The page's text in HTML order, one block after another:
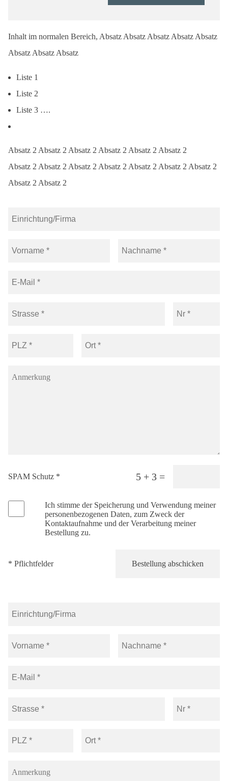
Inhalt im normalen Bereich, Absatz Absatz Absatz Absatz Absatz
Absatz Absatz Absatz
Liste 1
Liste 2
Liste 3 ….
Absatz 2 Absatz 2 Absatz 2 Absatz 2 Absatz 2 Absatz 2
Absatz 2 Absatz 2 Absatz 2 Absatz 2 Absatz 2 Absatz 2 Absatz 2
Absatz 2 Absatz 2
SPAM Schutz * 5 + 3 =
Ich stimme der Speicherung und Verwendung meiner
personenbezogenen Daten, zum Zweck der
Kontaktaufnahme und der Verarbeitung meiner
Bestellung zu.
* Pflichtfelder